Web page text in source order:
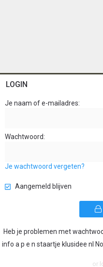
LOGIN
Je naam of e-mailadres
Wachtwoord
Je wachtwoord vergeten?
Aangemeld blijven
Heb je problemen met
info a p e n staartje klusidee nl
or